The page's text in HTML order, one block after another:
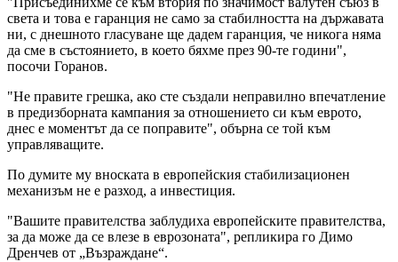
света и това е гаранция не само за стабилността на държавата
ни, с днешното гласуване ще дадем гаранция, че никога няма
да сме в състоянието, в което бяхме през 90-те години",
посочи Горанов.
"Не правите грешка, ако сте създали неправилно впечатление
в предизборната кампания за отношението си към еврото,
днес е моментът да се поправите", обърна се той към
управляващите.
По думите му вноската в европейския стабилизационен
механизъм не е разход, а инвестиция.
"Вашите правителства заблудиха европейските правителства,
за да може да се влезе в еврозоната", репликира го Димо
Дренчев от „Възраждане“.